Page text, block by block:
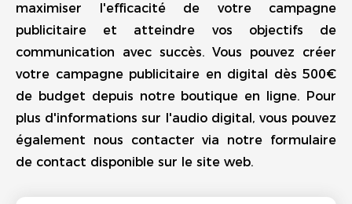
maximiser l'efficacité de votre campagne
publicitaire et atteindre vos objectifs de
communication avec succès. Vous pouvez créer
votre campagne publicitaire en digital dès 500€
de budget depuis notre boutique en ligne. Pour
plus d'informations sur l'audio digital, vous pouvez
également nous contacter via notre formulaire
de contact disponible sur le site web.